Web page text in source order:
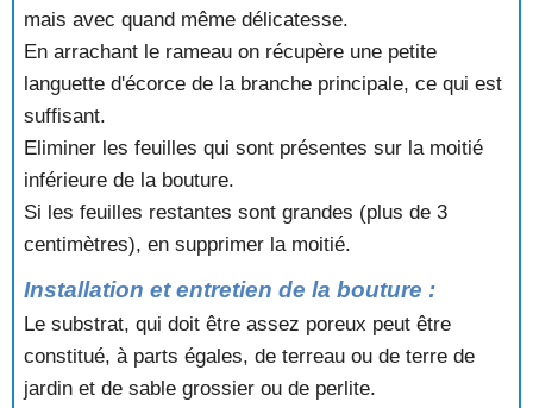
mais avec quand même délicatesse.
En arrachant le rameau on récupère une petite
languette d'écorce de la branche principale, ce qui est
suffisant.
Eliminer les feuilles qui sont présentes sur la moitié
inférieure de la bouture.
Si les feuilles restantes sont grandes (plus de 3
centimètres), en supprimer la moitié.
Installation et entretien de la bouture :
Le substrat, qui doit être assez poreux peut être
constitué, à parts égales, de terreau ou de terre de
jardin et de sable grossier ou de perlite.